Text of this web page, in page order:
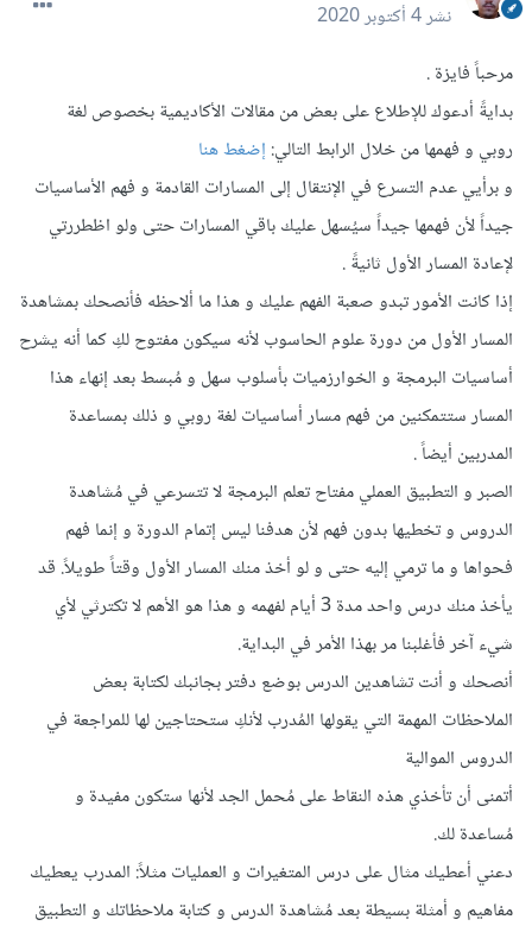
نشر4 أكتوبر 2020
مرحباً فايزة .
بدايةً أدعوك للإطلاع على بعض من مقالات الأكاديمية بخصوص لغة
روبي و فهمها من خلال الرابط التالي: إضغط هنا
و برأيي عدم التسرع في الإنتقال إلى المسارات القادمة و فهم الأساسيات
جيداً لأن فهمها جيداً سيُسهل عليك باقي المسارات حتى ولو اظطررتي
لإعادة المسار الأول ثانيةً .
إذا كانت الأمور تبدو صعبة الفهم عليك و هذا ما ألاحظه فأنصحك بمشاهدة
المسار الأول من دورة علوم الحاسوب لأنه سيكون مفتوح لكِ كما أنه يشرح
أساسيات البرمجة و الخوارزميات بأسلوب سهل و مُبسط بعد إنهاء هذا
المسار ستتمكنين من فهم مسار أساسيات لغة روبي و ذلك بمساعدة
المدربين أيضاً .
الصبر و التطبيق العملي مفتاح تعلم البرمجة لا تتسرعي في مُشاهدة
الدروس و تخطيها بدون فهم لأن هدفنا ليس إتمام الدورة و إنما فهم
فحواها و ما ترمي إليه حتى و لو أخذ منك المسار الأول وقتاً طويلاً. قد
يأخذ منك درس واحد مدة 3 أيام لفهمه و هذا هو الأهم لا تكترثي لأي
شيء آخر فأغلبنا مر بهذا الأمر في البداية.
أنصحك و أنت تشاهدين الدرس بوضع دفتر بجانبك لكتابة بعض
الملاحظات المهمة التي يقولها المُدرب لأنكِ ستحتاجين لها للمراجعة في
الدروس الموالية
أتمنى أن تأخذي هذه النقاط على مُحمل الجد لأنها ستكون مفيدة و
مُساعدة لك.
دعني أعطيك مثال على درس المتغيرات و العمليات مثلاً: المدرب يعطيك
مفاهيم و أمثلة بسيطة بعد مُشاهدة الدرس و كتابة ملاحظاتك و التطبيق